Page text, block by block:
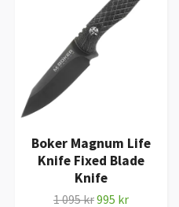
Boker Magnum Life
Knife Fixed Blade
Knife
1 095 kr995 kr